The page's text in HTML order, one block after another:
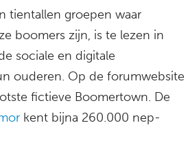
tientallen groepen waar
boomers zijn, is te lezen in
sociale en digitale
ouderen. Op de forumwebsite
fictieve Boomertown. De
kent bijna 260.000 nep-